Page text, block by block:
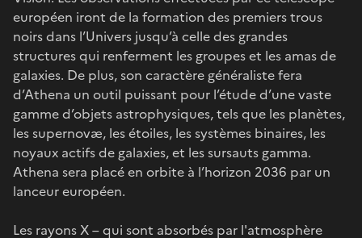
européen iront de la formation des premiers trous
noirs dans l’Univers jusqu’à celle des grandes
structures qui renferment les groupes et les amas de
galaxies. De plus, son caractère généraliste fera
d’Athena un outil puissant pour l’étude d’une vaste
gamme d’objets astrophysiques, tels que les planètes,
les supernovæ, les étoiles, les systèmes binaires, les
noyaux actifs de galaxies, et les sursauts gamma.
Athena sera placé en orbite à l’horizon 2036 par un
lanceur européen.
Les rayons X – qui sont absorbés par l'atmosphère